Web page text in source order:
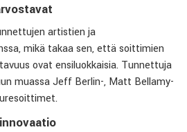
artistien ja
mikä takaa sen, että soittimien
ovat ensiluokkaisia. Tunnettuja
muassa Jeff Berlin-, Matt Bellamy-